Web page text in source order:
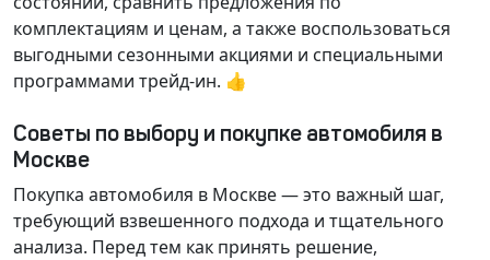
комплектациям и ценам, а также воспользоваться
выгодными сезонными акциями и специальными
программами трейд-ин. 👍
Советы по выбору и покупке автомобиля в
Москве
Покупка автомобиля в Москве — это важный шаг,
требующий взвешенного подхода и тщательного
анализа. Перед тем как принять решение,